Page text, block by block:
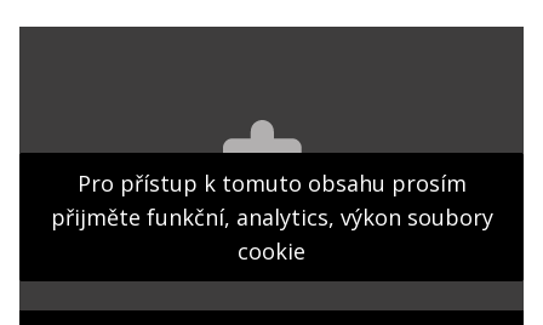
Obchodní podmínky
Pro přístup k tomuto obsahu prosím
přijměte funkční, analytics, výkon soubory
cookie